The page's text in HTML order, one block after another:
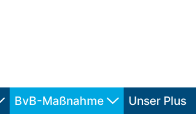
BvB-Maßnahme Unser Plus